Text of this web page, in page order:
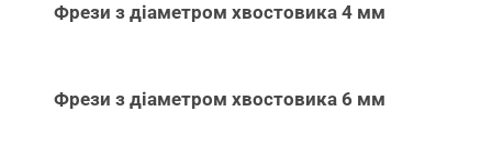
Фрези з діаметром хвостовика 4 мм
Фрези з діаметром хвостовика 6 мм